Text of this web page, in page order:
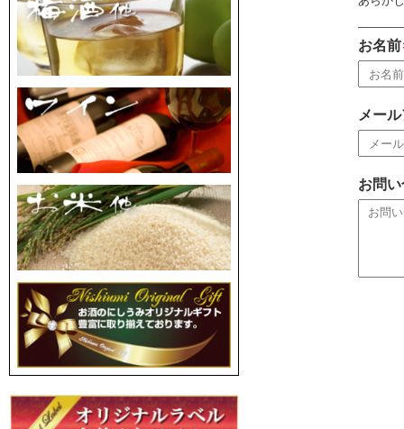
お名前
メー
お問